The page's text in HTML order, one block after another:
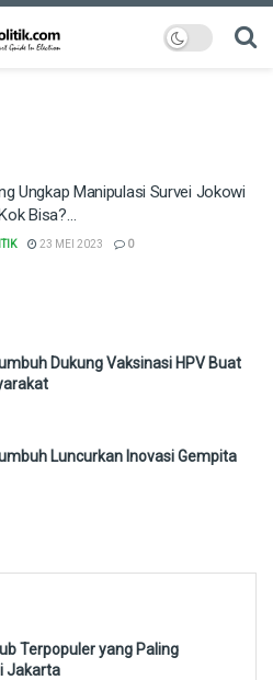
Ungkap Manipulasi Survei Jokowi
Bisa?…
23 MEI 2023 0
Dukung Vaksinasi HPV Buat
Luncurkan Inovasi Gempita
Terpopuler yang Paling
Jakarta